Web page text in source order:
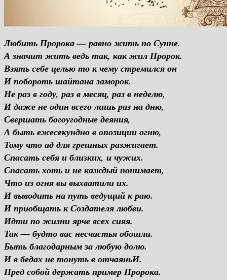
Любить Пророка — равно жить по Сунне.
А значит жить ведь так, как жил Пророк.
Взять себе целью то к чему стремился он
И побороть шайтана заморок.
Не раз в году, раз в месяц, раз в неделю,
И даже не один всего лишь раз на дню,
Свершать богоугодные деяния,
А быть ежесекундно в опозиции огню,
Тому что ад для грешных разжигает.
Спасать себя и близких, и чужих.
Спасать хоть и не каждый понимает,
Что из огня вы выхватили их.
И выводить на путь ведущий к раю.
И приобщать к Создателя любви.
Идти по жизни ярче всех сияя.
Так — будто вас несчастья обошли.
Быть благодарным за любую долю.
И в бедах не тонуть в отчаяньИ.
Пред собой держать пример Пророка.